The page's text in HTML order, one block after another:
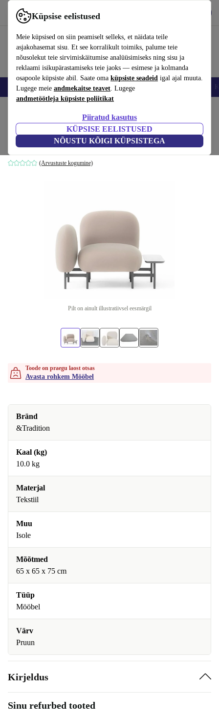
Küpsise eelistused
Meie küpsised on siin peamiselt selleks, et näidata teile
asjakohasemat sisu. Et see korralikult toimiks, palume teie
nõusolekut teie sirvimiskäitumise analüüsimiseks ning sisu ja
reklaami isikupärastamiseks teie jaoks — esimese ja kolmanda
osapoole küpsiste abil. Saate oma küpsiste seadeid igal ajal muuta.
Lugege meie andmekaitse teavet. Lugege
andmetöötleja küpsiste poliitikat
Piiratud kasutus
KÜPSISE EELISTUSED
NÕUSTU KÕIGI KÜPSISTEGA
Kasuta rakendust refurbed kiirelt ja lihtsalt
Nutitelefoni Sülearvutid Tahvelarvutid Nutikellad
Isole diivan üheistmeline beež
pruun
(Arvustuste kogumine)
Pilt on ainult illustratiivsel eesmärgil
Toode on praegu laost otsas
Avasta rohkem Mööbel
Bränd
&Tradition
Kaal (kg)
10.0 kg
Materjal
Tekstiil
Muu
Isole
Mõõtmed
65 x 65 x 75 cm
Tüüp
Mööbel
Värv
Pruun
Kirjeldus
Sinu refurbed tooted